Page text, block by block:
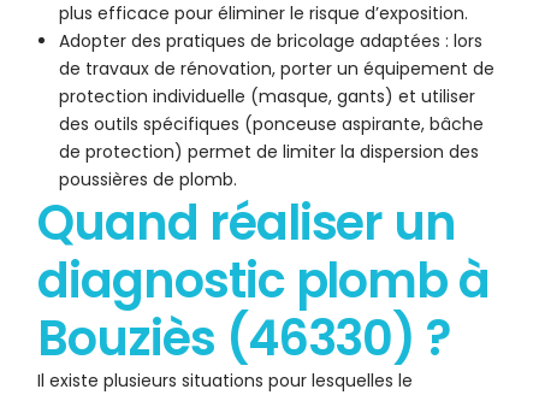
plus efficace pour éliminer le risque d’exposition.
Adopter des pratiques de bricolage adaptées : lors
de travaux de rénovation, porter un équipement de
protection individuelle (masque, gants) et utiliser
des outils spécifiques (ponceuse aspirante, bâche
de protection) permet de limiter la dispersion des
poussières de plomb.
Quand réaliser un
diagnostic plomb à
Bouziès (46330) ?
Il existe plusieurs situations pour lesquelles le